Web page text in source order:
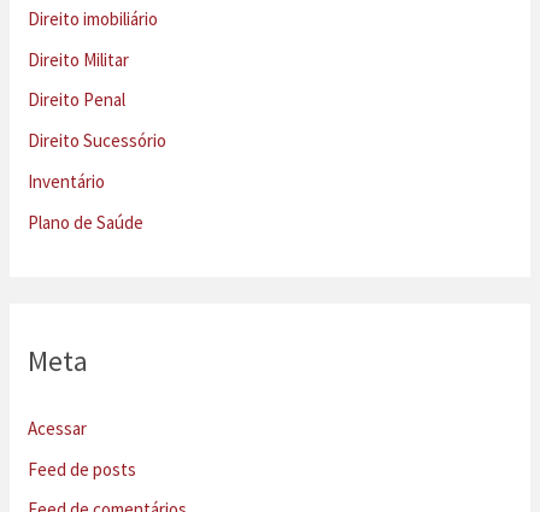
Direito imobiliário
Direito Militar
Direito Penal
Direito Sucessório
Inventário
Plano de Saúde
Meta
Acessar
Feed de posts